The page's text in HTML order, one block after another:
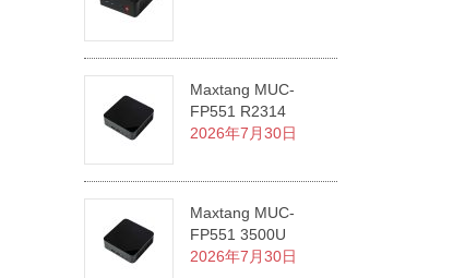
Maxtang MUC-
FP551 R2314
2026年7月30日
Maxtang MUC-
FP551 3500U
2026年7月30日